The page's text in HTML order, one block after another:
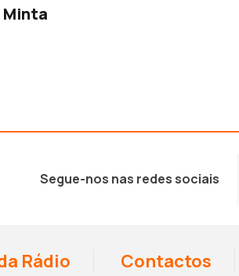
Minta
Segue-nos nas redes sociais
Rádio Contactos